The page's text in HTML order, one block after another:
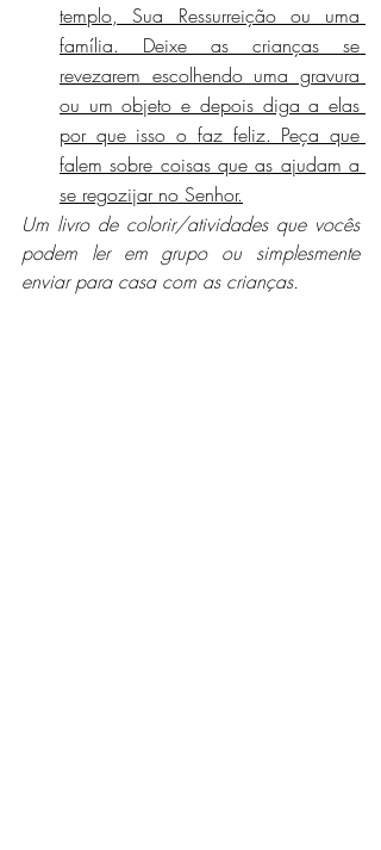
templo, Sua Ressurreição ou uma
família. Deixe as crianças se
revezarem escolhendo uma gravura
ou um objeto e depois diga a elas
por que isso o faz feliz. Peça que
falem sobre coisas que as ajudam a
se regozijar no Senhor.
Um livro de colorir/atividades que vocês
podem ler em grupo ou simplesmente
enviar para casa com as crianças.